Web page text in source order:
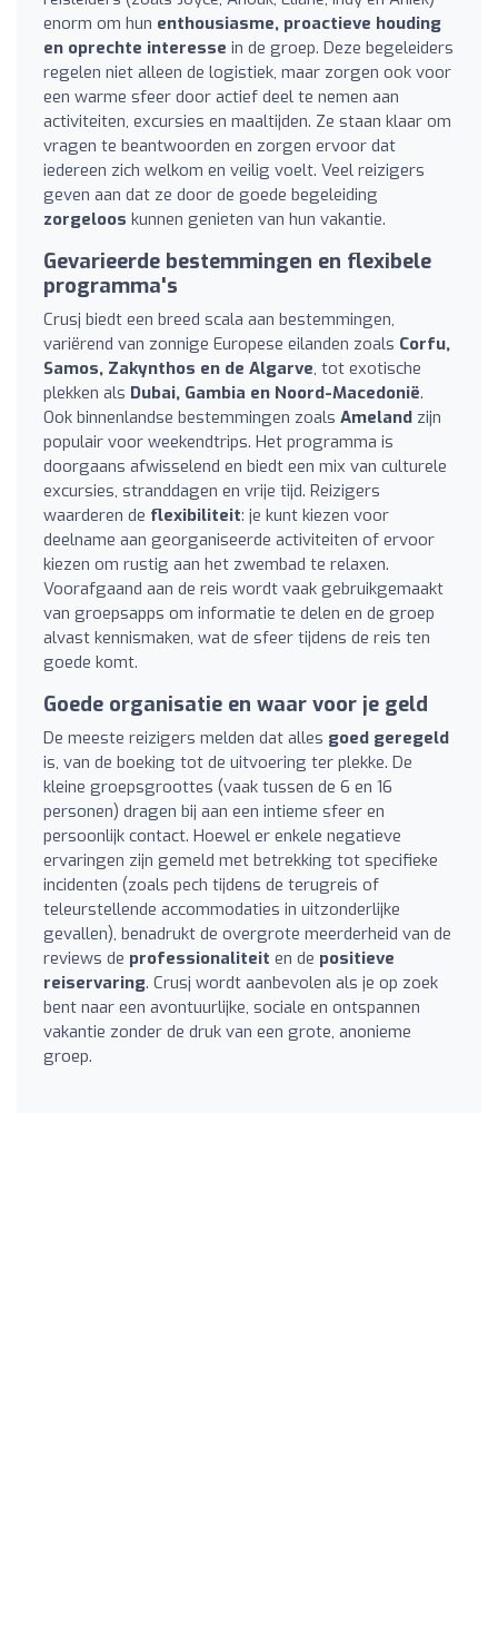
enorm om hun enthousiasme, proactieve houding
en oprechte interesse in de groep. Deze begeleiders
regelen niet alleen de logistiek, maar zorgen ook voor
een warme sfeer door actief deel te nemen aan
activiteiten, excursies en maaltijden. Ze staan klaar om
vragen te beantwoorden en zorgen ervoor dat
iedereen zich welkom en veilig voelt. Veel reizigers
geven aan dat ze door de goede begeleiding
zorgeloos kunnen genieten van hun vakantie.
Gevarieerde bestemmingen en flexibele
programma's
Crusj biedt een breed scala aan bestemmingen,
variërend van zonnige Europese eilanden zoals Corfu,
Samos, Zakynthos en de Algarve, tot exotische
plekken als Dubai, Gambia en Noord-Macedonië.
Ook binnenlandse bestemmingen zoals Ameland zijn
populair voor weekendtrips. Het programma is
doorgaans afwisselend en biedt een mix van culturele
excursies, stranddagen en vrije tijd. Reizigers
waarderen de flexibiliteit: je kunt kiezen voor
deelname aan georganiseerde activiteiten of ervoor
kiezen om rustig aan het zwembad te relaxen.
Voorafgaand aan de reis wordt vaak gebruikgemaakt
van groepsapps om informatie te delen en de groep
alvast kennismaken, wat de sfeer tijdens de reis ten
goede komt.
Goede organisatie en waar voor je geld
De meeste reizigers melden dat alles goed geregeld
is, van de boeking tot de uitvoering ter plekke. De
kleine groepsgroottes (vaak tussen de 6 en 16
personen) dragen bij aan een intieme sfeer en
persoonlijk contact. Hoewel er enkele negatieve
ervaringen zijn gemeld met betrekking tot specifieke
incidenten (zoals pech tijdens de terugreis of
teleurstellende accommodaties in uitzonderlijke
gevallen), benadrukt de overgrote meerderheid van de
reviews de professionaliteit en de positieve
reiservaring. Crusj wordt aanbevolen als je op zoek
bent naar een avontuurlijke, sociale en ontspannen
vakantie zonder de druk van een grote, anonieme
groep.